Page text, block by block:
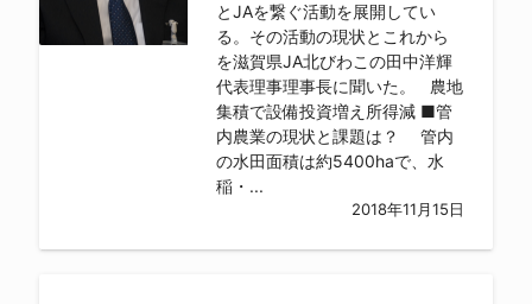
とJAを繋ぐ活動を展開してい
る。その活動の現状とこれから
を滋賀県JA北びわこの田中洋輝
代表理事理事長に聞いた。 農地
集積で設備投資増え所得減 ■管
内農業の現状と課題は？ 管内
の水田面積は約5400haで、水
稲・...
2018年11月15日